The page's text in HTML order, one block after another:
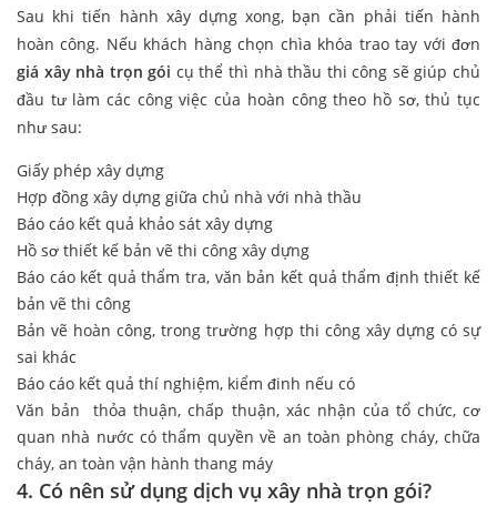
Sau khi tiến hành xây dựng xong, bạn cần phải tiến hành
hoàn công. Nếu khách hàng chọn chìa khóa trao tay với đơn
giá xây nhà trọn gói cụ thể thì nhà thầu thi công sẽ giúp chủ
đầu tư làm các công việc của hoàn công theo hồ sơ, thủ tục
như sau:
Giấy phép xây dựng
Hợp đồng xây dựng giữa chủ nhà với nhà thầu
Báo cáo kết quả khảo sát xây dựng
Hồ sơ thiết kế bản vẽ thi công xây dựng
Báo cáo kết quả thẩm tra, văn bản kết quả thẩm định thiết kế
bản vẽ thi công
Bản vẽ hoàn công, trong trường hợp thi công xây dựng có sự
sai khác
Báo cáo kết quả thí nghiệm, kiểm đinh nếu có
Văn bản thỏa thuận, chấp thuận, xác nhận của tổ chức, cơ
quan nhà nước có thẩm quyền về an toàn phòng cháy, chữa
cháy, an toàn vận hành thang máy
4. Có nên sử dụng dịch vụ xây nhà trọn gói?